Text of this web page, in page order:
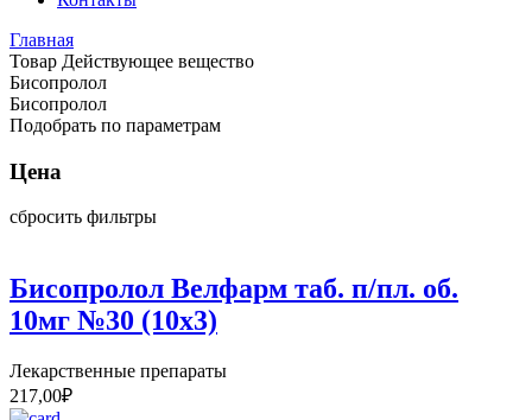
Главная
Товар Действующее вещество
Бисопролол
Бисопролол
Подобрать по параметрам
Цена
сбросить фильтры
Бисопролол Велфарм таб. п/пл. об.
10мг №30 (10х3)
Лекарственные препараты
217,00₽